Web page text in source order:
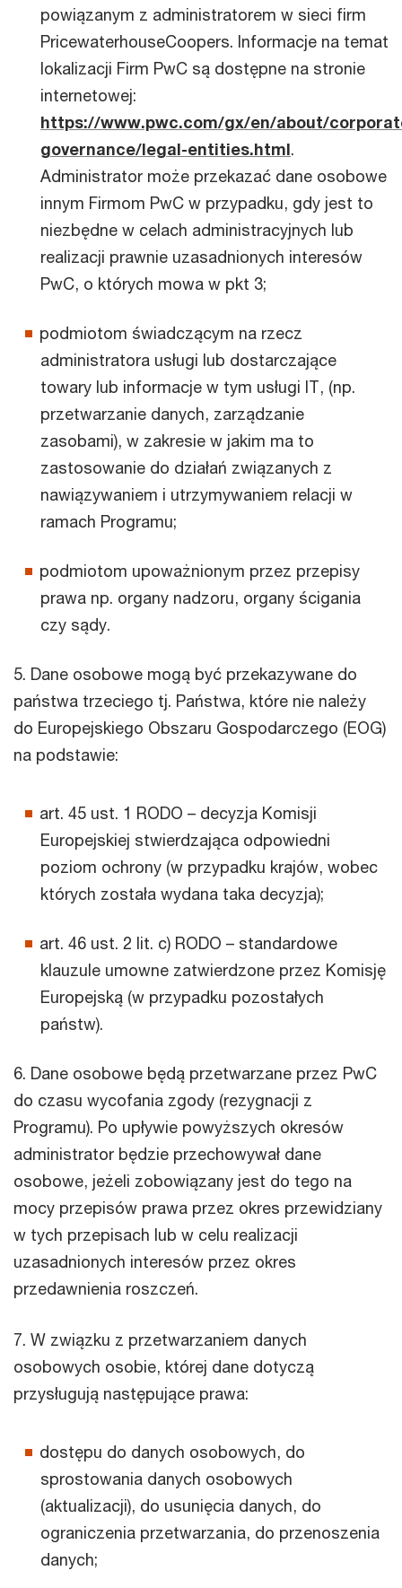
powiązanym z administratorem w sieci firm
PricewaterhouseCoopers. Informacje na temat
lokalizacji Firm PwC są dostępne na stronie
internetowej:
https://www.pwc.com/gx/en/about/
governance/legal-entities.html.
Administrator może przekazać dane osobowe
innym Firmom PwC w przypadku, gdy jest to
niezbędne w celach administracyjnych lub
realizacji prawnie uzasadnionych interesów
PwC, o których mowa w pkt 3;
podmiotom świadczącym na rzecz
administratora usługi lub dostarczające
towary lub informacje w tym usługi IT, (np.
przetwarzanie danych, zarządzanie
zasobami), w zakresie w jakim ma to
zastosowanie do działań związanych z
nawiązywaniem i utrzymywaniem relacji w
ramach Programu;
podmiotom upoważnionym przez przepisy
prawa np. organy nadzoru, organy ścigania
czy sądy.
5. Dane osobowe mogą być przekazywane do
państwa trzeciego tj. Państwa, które nie należy
do Europejskiego Obszaru Gospodarczego (EOG)
na podstawie:
art. 45 ust. 1 RODO – decyzja Komisji
Europejskiej stwierdzająca odpowiedni
poziom ochrony (w przypadku krajów, wobec
których została wydana taka decyzja);
art. 46 ust. 2 lit. c) RODO – standardowe
klauzule umowne zatwierdzone przez Komisję
Europejską (w przypadku pozostałych
państw).
6. Dane osobowe będą przetwarzane przez PwC
do czasu wycofania zgody (rezygnacji z
Programu). Po upływie powyższych okresów
administrator będzie przechowywał dane
osobowe, jeżeli zobowiązany jest do tego na
mocy przepisów prawa przez okres przewidziany
w tych przepisach lub w celu realizacji
uzasadnionych interesów przez okres
przedawnienia roszczeń.
7. W związku z przetwarzaniem danych
osobowych osobie, której dane dotyczą
przysługują następujące prawa:
dostępu do danych osobowych, do
sprostowania danych osobowych
(aktualizacji), do usunięcia danych, do
ograniczenia przetwarzania, do przenoszenia
danych;